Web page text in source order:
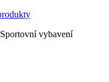
Sportovní vybavení